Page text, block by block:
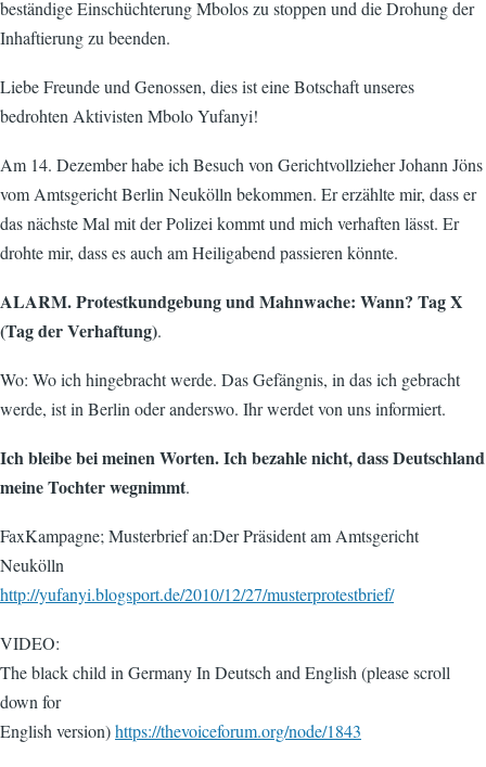
beständige Einschüchterung Mbolos zu stoppen und die Drohung der
Inhaftierung zu beenden.
Liebe Freunde und Genossen, dies ist eine Botschaft unseres
bedrohten Aktivisten Mbolo Yufanyi!
Am 14. Dezember habe ich Besuch von Gerichtvollzieher Johann Jöns
vom Amtsgericht Berlin Neukölln bekommen. Er erzählte mir, dass er
das nächste Mal mit der Polizei kommt und mich verhaften lässt. Er
drohte mir, dass es auch am Heiligabend passieren könnte.
ALARM. Protestkundgebung und Mahnwache: Wann? Tag X
(Tag der Verhaftung).
Wo: Wo ich hingebracht werde. Das Gefängnis, in das ich gebracht
werde, ist in Berlin oder anderswo. Ihr werdet von uns informiert.
Ich bleibe bei meinen Worten. Ich bezahle nicht, dass Deutschland
meine Tochter wegnimmt.
FaxKampagne; Musterbrief an:Der Präsident am Amtsgericht
Neukölln
http://yufanyi.blogsport.de/2010/12/27/musterprotestbrief/
VIDEO:
The black child in Germany In Deutsch and English (please scroll
down for
English version)https://thevoiceforum.org/node/1843